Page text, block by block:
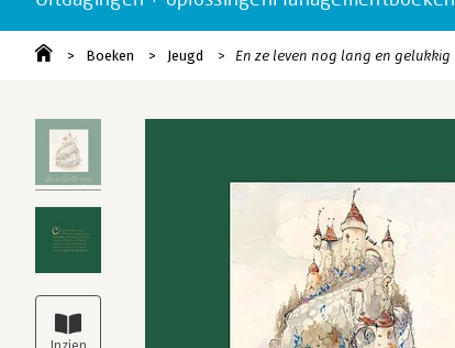
Boeken Jeugd En ze leven nog lang en gelukkig